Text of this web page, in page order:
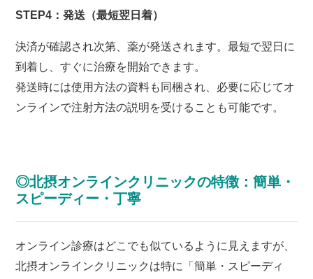
STEP4：発送（最短翌日着）
決済が確認され次第、薬が発送されます。最短で翌日に
到着し、すぐに治療を開始できます。
発送時には使用方法の資料も同梱され、必要に応じてオ
ンラインで注射方法の説明を受けることも可能です。
◎北摂オンラインクリニックの特徴：簡単・
スピーディー・丁寧
オンライン診療はどこでも似ているように見えますが、
北摂オンラインクリニックは特に「簡単・スピーディ